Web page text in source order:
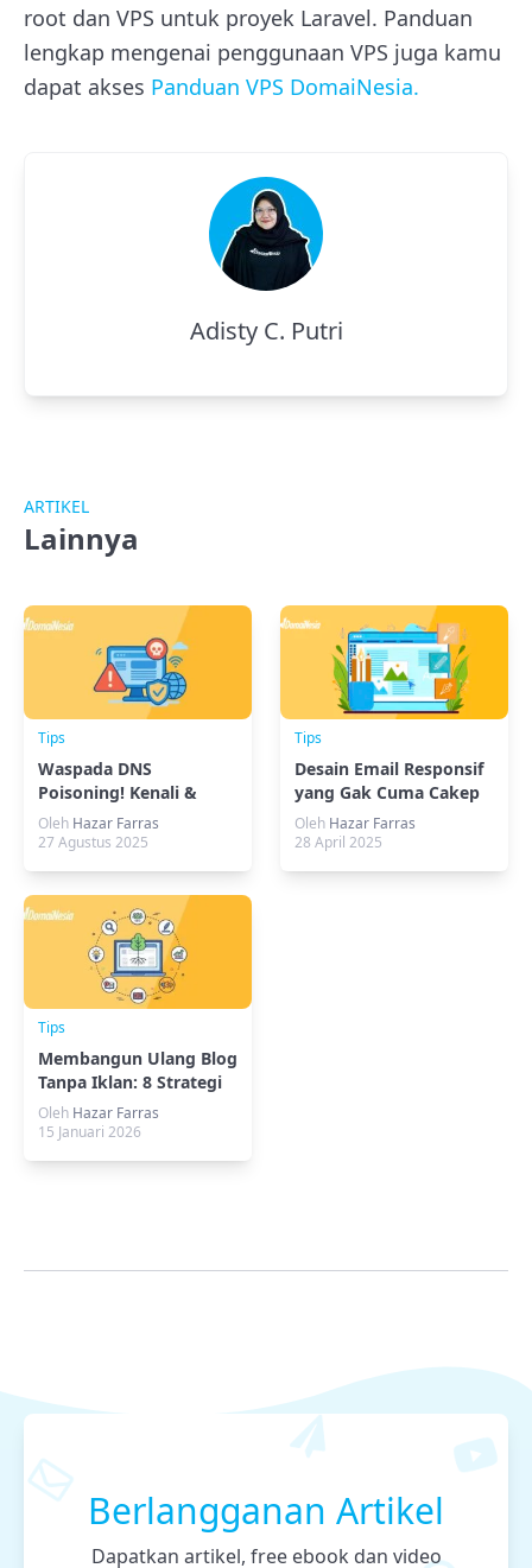
root dan VPS untuk proyek Laravel. Panduan
lengkap mengenai penggunaan VPS juga kamu
dapat akses Panduan VPS DomaiNesia.
Adisty C. Putri
ARTIKEL
Lainnya
Tips
Waspada DNS
Poisoning! Kenali &
Lindungi Data
Internetmu
Oleh Hazar Farras
27 Agustus 2025
Tips
Desain Email Responsif
yang Gak Cuma Cakep
Tapi Efektif
Oleh Hazar Farras
28 April 2025
Tips
Membangun Ulang Blog
Tanpa Iklan: 8 Strategi
Ampuh
Oleh Hazar Farras
15 Januari 2026
Berlangganan Artikel
Dapatkan artikel, free ebook dan video